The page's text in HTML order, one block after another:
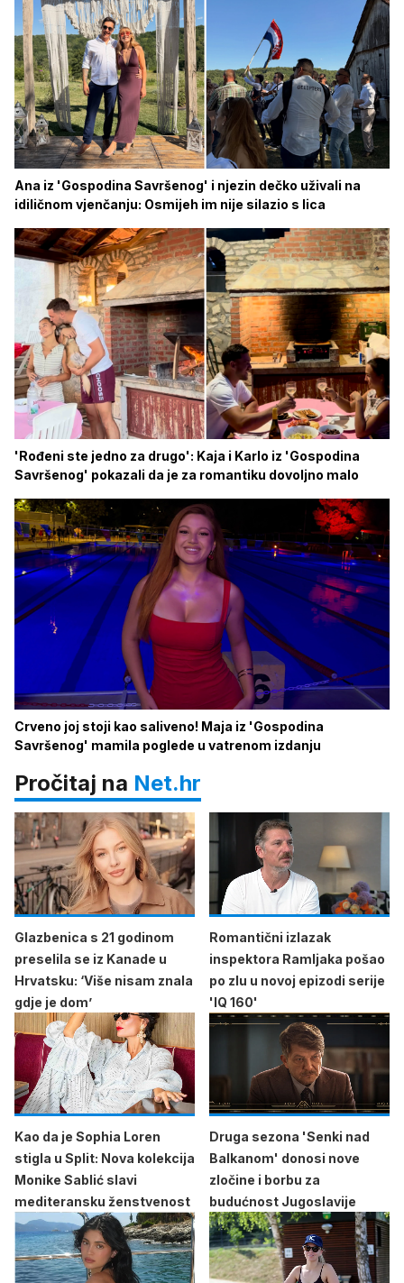
Ana iz 'Gospodina Savršenog' i njezin dečko uživali na
idiličnom vjenčanju: Osmijeh im nije silazio s lica
'Rođeni ste jedno za drugo': Kaja i Karlo iz 'Gospodina
Savršenog' pokazali da je za romantiku dovoljno malo
Crveno joj stoji kao saliveno! Maja iz 'Gospodina
Savršenog' mamila poglede u vatrenom izdanju
Pročitaj na Net.hr
Glazbenica s 21 godinom
preselila se iz Kanade u
Hrvatsku: ‘Više nisam znala
gdje je dom’
Romantični izlazak
inspektora Ramljaka pošao
po zlu u novoj epizodi serije
'IQ 160'
Kao da je Sophia Loren
stigla u Split: Nova kolekcija
Monike Sablić slavi
mediteransku ženstvenost
Druga sezona 'Senki nad
Balkanom' donosi nove
zločine i borbu za
budućnost Jugoslavije